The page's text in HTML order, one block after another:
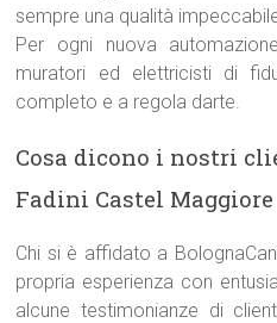
sempre una qualità
Per ogni nuova
muratori ed elettricisti di
completo e a regola darte.
Cosa dicono i nostri
Fadini Castel Maggiore
Chi si è affidato a
propria esperienza con
alcune testimonianze di